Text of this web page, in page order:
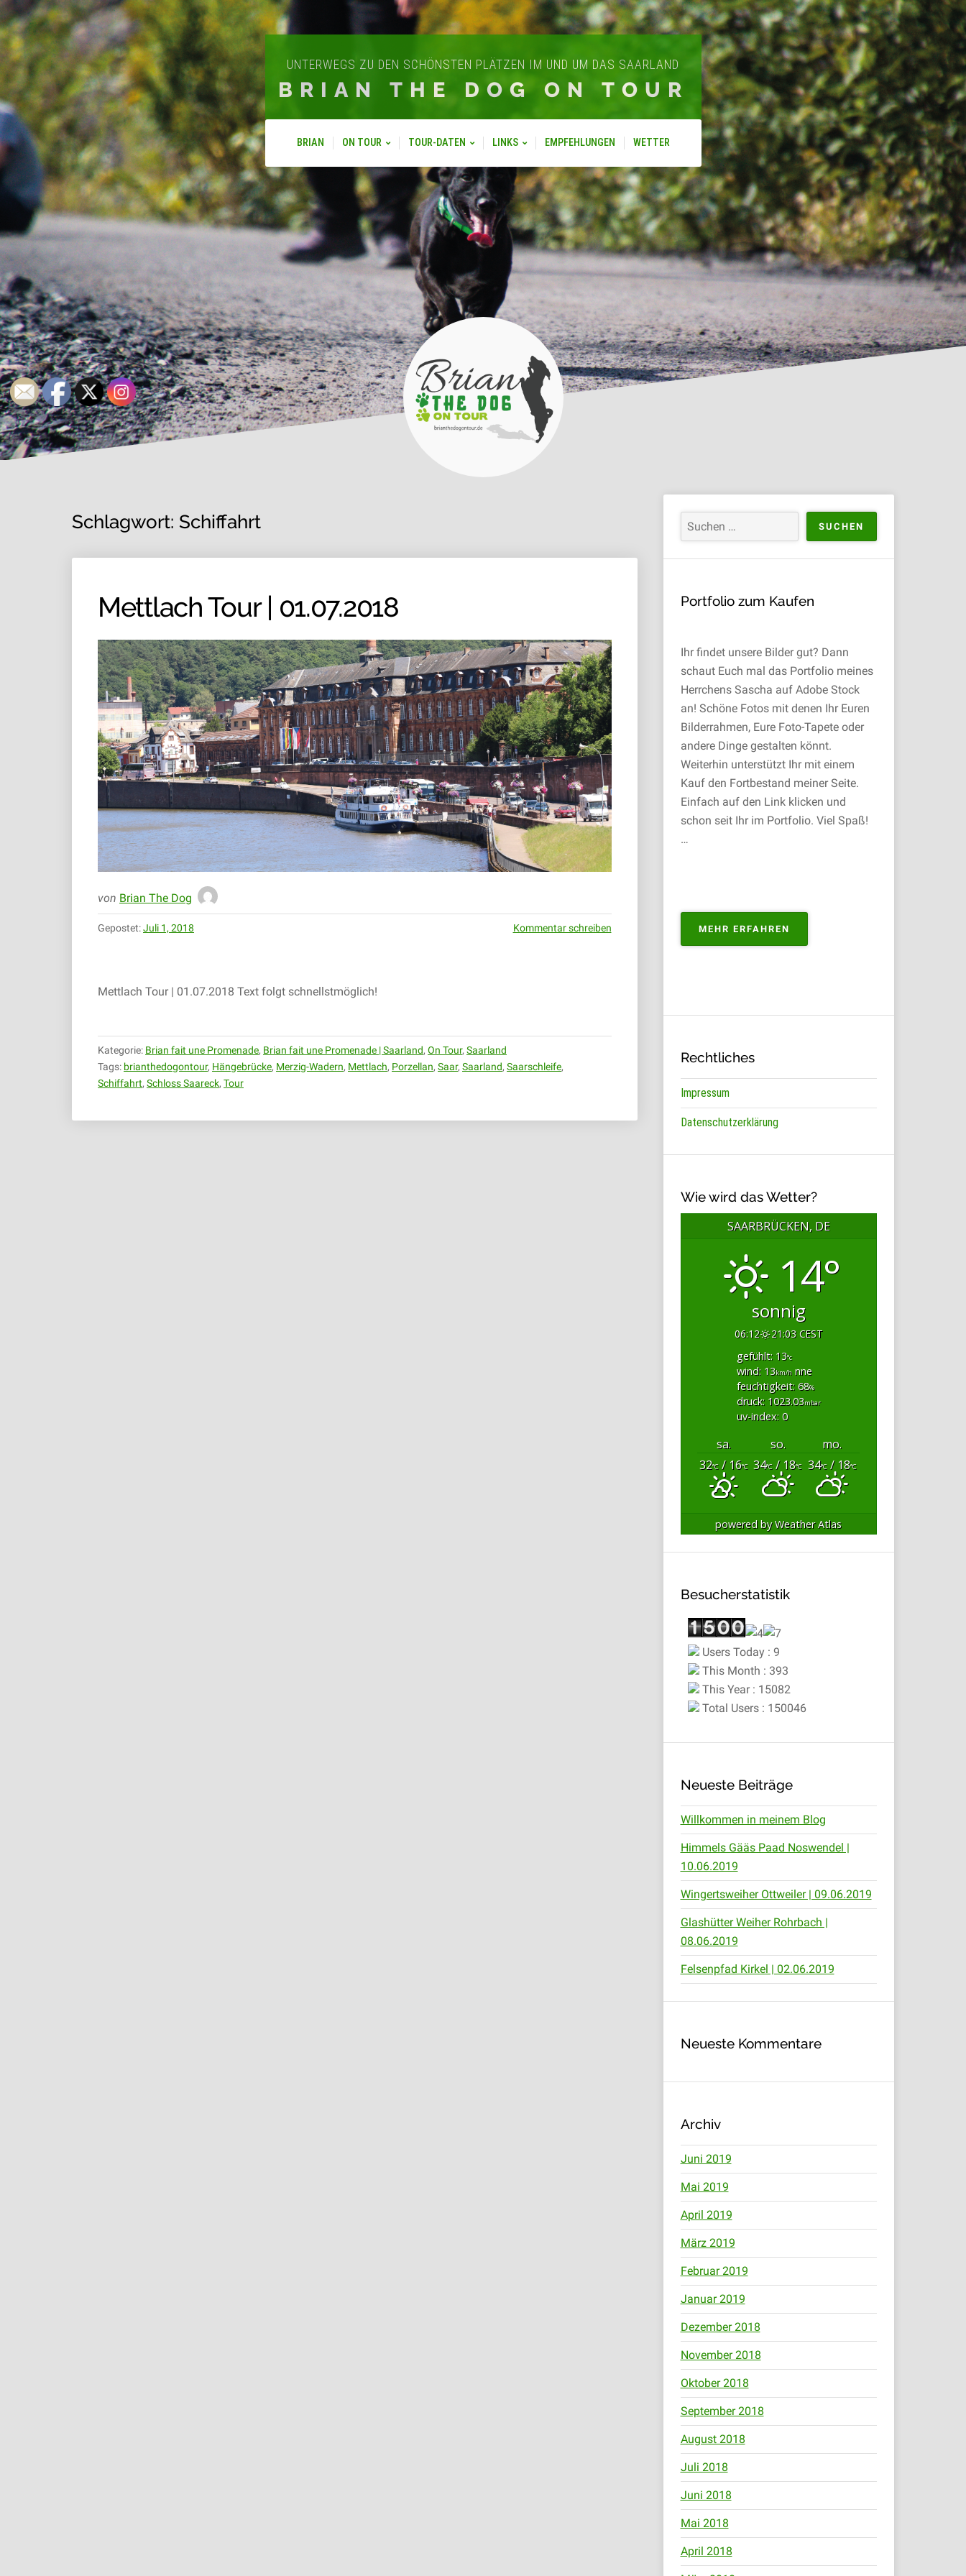
UNTERWEGS ZU DEN SCHÖNSTEN PLÄTZEN IM UND UM DAS SAARLAND
BRIAN THE DOG ON TOUR
BRIAN ON TOUR TOUR-DATEN LINKS EMPFEHLUNGEN WETTER
Schlagwort: Schiffahrt
Mettlach Tour | 01.07.2018
von Brian The Dog
Gepostet:Juli 1, 2018 Kommentar schreiben
Mettlach Tour | 01.07.2018 Text folgt schnellstmöglich!
Kategorie: Brian fait une Promenade, Brian fait une Promenade | Saarland, On Tour, Saarland
Tags: brianthedogontour, Hängebrücke, Merzig-Wadern, Mettlach, Porzellan, Saar, Saarland, Saarschleife,
Schiffahrt, Schloss Saareck, Tour
Portfolio zum Kaufen
Ihr findet unsere Bilder gut? Dann
schaut Euch mal das Portfolio meines
Herrchens Sascha auf Adobe Stock
an! Schöne Fotos mit denen Ihr Euren
Bilderrahmen, Eure Foto-Tapete oder
andere Dinge gestalten könnt.
Weiterhin unterstützt Ihr mit einem
Kauf den Fortbestand meiner Seite.
Einfach auf den Link klicken und
schon seit Ihr im Portfolio. Viel Spaß!
…
MEHR ERFAHREN
ZUM
Rechtliches
Impressum
Datenschutzerklärung
Wie wird das Wetter?
SAARBRÜCKEN, DE
14°
sonnig
06:12
21:03 CEST
gefühlt: 13°c
wind: 13km/hnne
feuchtigkeit: 68%
druck: 1023.03mbar
uv-index: 0
sa. so.
mo.
32°C / 16°C 34°C / 18°C 34°C/ 18°C
powered byWeather Atlas
Besucherstatistik
Users Today : 9
This Month : 393
This Year : 15082
Total Users : 150046
Neueste Beiträge
Willkommen in meinem Blog
Himmels Gääs Paad Noswendel |
10.06.2019
Wingertsweiher Ottweiler | 09.06.2019
Glashütter Weiher Rohrbach |
08.06.2019
Felsenpfad Kirkel | 02.06.2019
Neueste Kommentare
Archiv
Juni 2019
Mai 2019
April 2019
März 2019
Februar 2019
Januar 2019
Dezember 2018
November 2018
Oktober 2018
September 2018
August 2018
Juli 2018
Juni 2018
Mai 2018
April 2018